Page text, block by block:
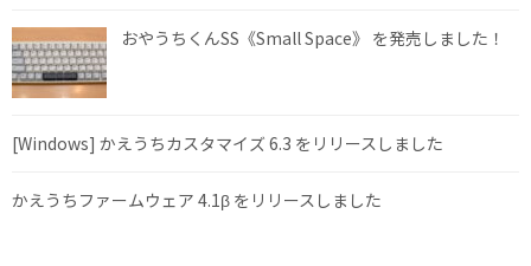
おやうちくんSS《Small Space》 を発売しました！
[Windows] かえうちカスタマイズ 6.3 をリリースしました
かえうちファームウェア 4.1β をリリースしました